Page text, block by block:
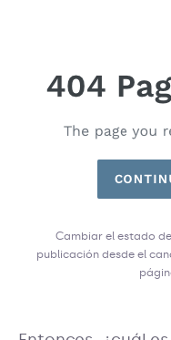
Cambiar el estado
publicación desde el